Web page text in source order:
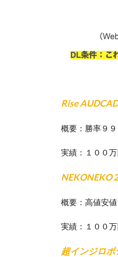
Rise AUDCAD
概要：勝率９
実績：１００
NEKONEKO 2
概要：高値安
実績：１００
超インジロ